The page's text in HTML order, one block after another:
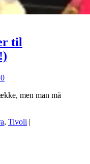
til
men man må
, Tivoli |